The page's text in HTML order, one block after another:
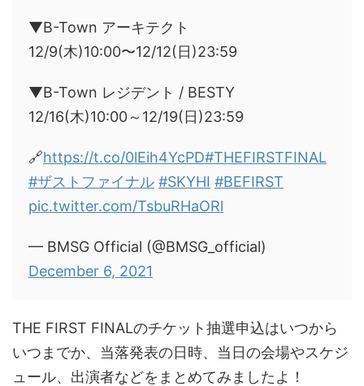
▼B-Town アーキテクト
12/9(木)10:00〜12/12(日)23:59
▼B-Town レジデント / BESTY
12/16(木)10:00～12/19(日)23:59
🔗https://t.co/0lEih4YcPD#THEFIRSTFINAL
#ザストファイナル #SKYHI #BEFIRST
pic.twitter.com/TsbuRHaORl
— BMSG Official (@BMSG_official)
December 6, 2021
THE FIRST FINALのチケット抽選申込はいつから
いつまでか、当落発表の日時、当日の会場やスケジ
ュール、出演者などをまとめてみましたよ！